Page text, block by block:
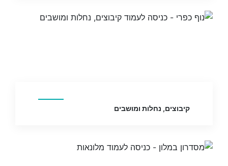
קיבוצים, נחלות ומושבים